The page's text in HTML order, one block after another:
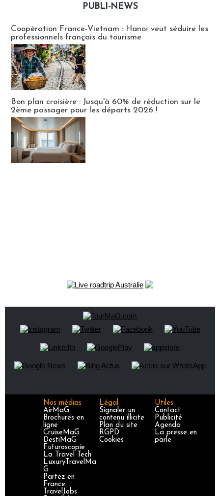
PUBLI-NEWS
Coopération France-Vietnam : Hanoï veut séduire les
professionnels français du tourisme
Bon plan croisière : Jusqu'à 60% de réduction sur le
2ème passager pour les départs 2026 !
Nos médias
AirMaG
Brochures en
ligne
CruiseMaG
DestiMaG
Futuroscopie
La Travel Tech
LuxuryTravelMa
G
Partez en
France
TravelJobs
Légal
Signaler un
contenu illicite
Plan du site
RGPD
Cookies
Utiles
Contact
Publicité
Agenda
La presse en
parle